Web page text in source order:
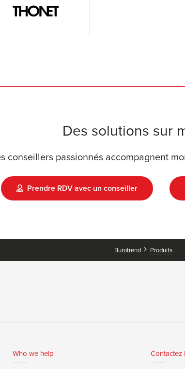
Des solutions sur
conseillers passionnés accompagnent
Prendre RDV avec un conseiller
Burotrend Produits
Who we help Contactez